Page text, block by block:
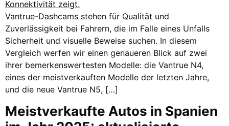
Vantrue-Dashcams stehen für Qualität und
Zuverlässigkeit bei Fahrern, die im Falle eines Unfalls
Sicherheit und visuelle Beweise suchen. In diesem
Vergleich werfen wir einen genaueren Blick auf zwei
ihrer bemerkenswertesten Modelle: die Vantrue N4,
eines der meistverkauften Modelle der letzten Jahre,
und die neue Vantrue N5, […]
Meistverkaufte Autos in Spanien